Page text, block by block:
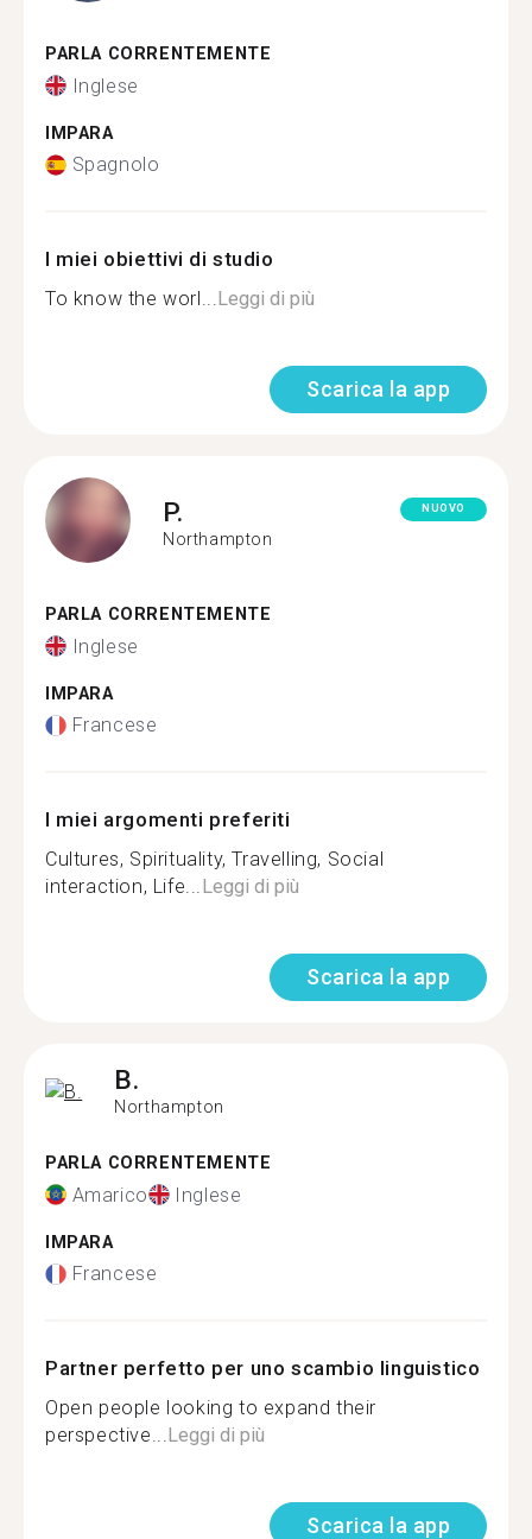
PARLA CORRENTEMENTE
Inglese
IMPARA
Spagnolo
I miei obiettivi di studio
To know the worl...Leggi di più
Scarica la app
P.
Northampton
NUOVO
PARLA CORRENTEMENTE
Inglese
IMPARA
Francese
I miei argomenti preferiti
Cultures, Spirituality, Travelling, Social
interaction, Life...Leggi di più
Scarica la app
B.
Northampton
PARLA CORRENTEMENTE
Amarico Inglese
IMPARA
Francese
Partner perfetto per uno scambio linguistico
Open people looking to expand their
perspective...Leggi di più
Scarica la app